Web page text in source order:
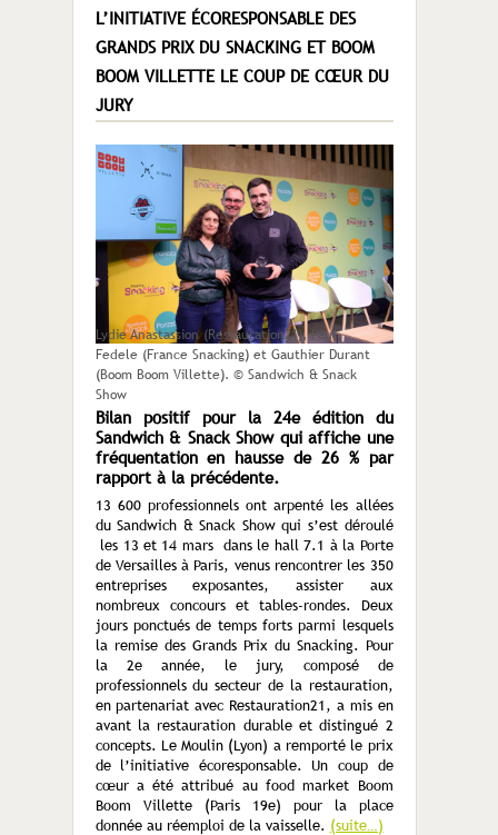
L’INITIATIVE ÉCORESPONSABLE DES
GRANDS PRIX DU SNACKING ET BOOM
BOOM VILLETTE LE COUP DE CŒUR DU
JURY
Lydie Anastassion (Restauration21), Paul
Fedele (France Snacking) et Gauthier Durant
(Boom Boom Villette). © Sandwich & Snack
Show
Bilan positif pour la 24e édition du
Sandwich & Snack Show qui affiche une
fréquentation en hausse de 26 % par
rapport à la précédente.
13 600 professionnels ont arpenté les allées
du Sandwich & Snack Show qui s’est déroulé
les 13 et 14 mars dans le hall 7.1 à la Porte
de Versailles à Paris, venus rencontrer les 350
entreprises exposantes, assister aux
nombreux concours et tables-rondes. Deux
jours ponctués de temps forts parmi lesquels
la remise des Grands Prix du Snacking. Pour
la 2eannée, le jury, composé de
professionnels du secteur de la restauration,
en partenariat avec Restauration21, a mis en
avant la restauration durable et distingué 2
concepts. Le Moulin (Lyon) a remporté le prix
de l’initiative écoresponsable. Un coup de
cœur a été attribué au food market Boom
Boom Villette (Paris 19e) pour la place
donnée au réemploi de la vaisselle. (suite…)